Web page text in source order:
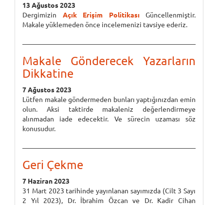
13 Ağustos 2023
Dergimizin Açık Erişim Politikası Güncellenmiştir.
Makale yüklemeden önce incelemenizi tavsiye ederiz.
Makale Gönderecek Yazarların
Dikkatine
7 Ağustos 2023
Lütfen makale göndermeden bunları yaptığınızdan emin
olun. Aksi taktirde makaleniz değerlendirmeye
alınmadan iade edecektir. Ve sürecin uzaması söz
konusudur.
Geri Çekme
7 Haziran 2023
31 Mart 2023 tarihinde yayınlanan sayımızda (Cilt 3 Sayı
2 Yıl 2023), Dr. İbrahim Özcan ve Dr. Kadir Cihan